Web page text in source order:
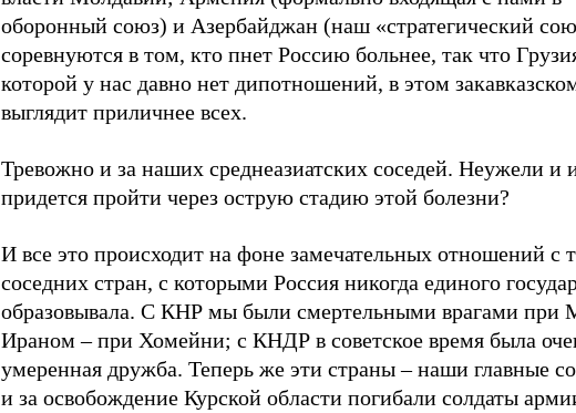
оборонный союз) и Азербайджан (наш «стратегический
соревнуются в том, кто пнет Россию больнее, так что
которой у нас давно нет дипотношений, в этом
выглядит приличнее всех.
Тревожно и за наших среднеазиатских соседей. Неужели и
придется пройти через острую стадию этой болезни?
И все это происходит на фоне замечательных отношений с
соседних стран, с которыми Россия никогда единого
образовывала. С КНР мы были смертельными врагами при
Ираном – при Хомейни; с КНДР в советское время была
умеренная дружба. Теперь же эти страны – наши главные
и за освобождение Курской области погибали солдаты